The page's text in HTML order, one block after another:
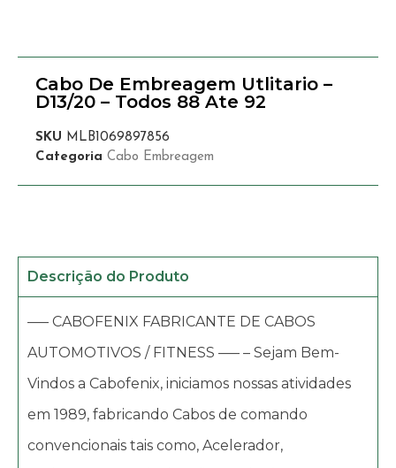
Cabo De Embreagem Utlitario –
D13/20 – Todos 88 Ate 92
SKU MLB1069897856
Categoria Cabo Embreagem
Descrição do Produto
—– CABOFENIX FABRICANTE DE CABOS
AUTOMOTIVOS / FITNESS —– – Sejam Bem-
Vindos a Cabofenix, iniciamos nossas atividades
em 1989, fabricando Cabos de comando
convencionais tais como, Acelerador,